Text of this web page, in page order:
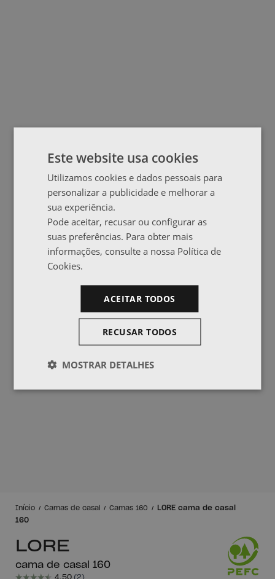
Início Camas de casal Camas 160
LORE cama de casal
160
LORE
cama de casal 160
Este website usa cookies
Utilizamos cookies e dados pessoais para
personalizar a publicidade e melhorar a
sua experiência.
Pode aceitar, recusar ou configurar as
suas preferências. Para obter mais
informações, consulte a nossa Política de
Cookies.
ACEITAR TODOS
RECUSAR TODOS
MOSTRAR DETALHES